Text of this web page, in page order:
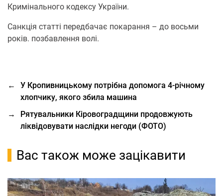
Кримінального кодексу України.
Санкція статті передбачає покарання – до восьми
років. позбавлення волі.
←
У Кропивницькому потрібна допомога 4-річному
хлопчику, якого збила машина
→
Рятувальники Кіровоградщини продовжують
ліквідовувати наслідки негоди (ФОТО)
Вас також може зацікавити